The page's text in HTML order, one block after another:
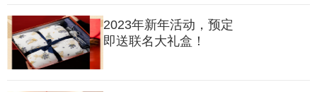
2023年新年活动，预定
即送联名大礼盒！